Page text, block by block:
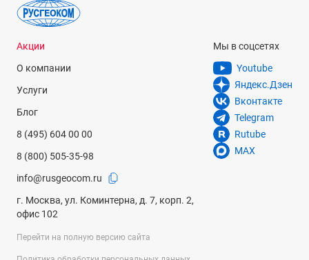
Акции
О компании
Услуги
Блог
8 (495) 604 00 00
8 (800) 505-35-98
info@rusgeocom.ru
г. Москва, ул. Коминтерна, д. 7, корп. 2,
офис 102
Мы в соцсетях
Youtube
Яндекс.Дзен
Вконтакте
Telegram
Rutube
MAX
Перейти на полную версию сайта